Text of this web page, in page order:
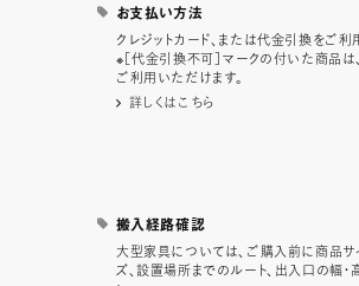
お支払い方法
クレジットカード、または代金引換をご利
※［代金引換不可］マークの付いた商品は
ご利用いただけます。
詳しくはこちら
搬入経路確認
大型家具については、ご購入前に商品サ
ズ、設置場所までのルート、出入口の幅